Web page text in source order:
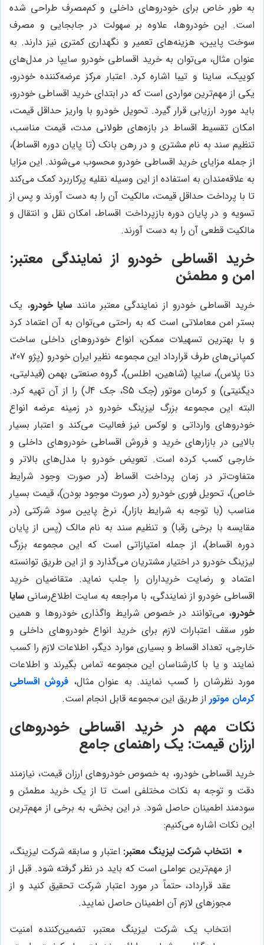
به طور خاص برای خودروهای داخلی و کم‌مصرف طراحی شده
است. این خودروها، علاوه بر سهولت در جابجایی و مصرف
سوخت پایین، هزینه‌های تعمیر و نگهداری کمتری نیز دارند. به
عنوان مثال، می‌توان به خرید اقساطی خودرو سایپا در مدل‌های
کوییک، ساینا و تیبا اشاره کرد. اعتبار مرکز عرضه‌کننده خودرو،
یکی از مهم‌ترین مواردی است که در ابتدای خرید اقساطی خودرو،
باید مورد ارزیابی قرار گیرد. تحویل خودرو با واریز حداقل قیمت،
امکان تقسیط اقساط در بازه‌های طولانی مدت، قیمت مناسب،
تنظیم سند به نام مشتری و در رهن بانک (تا پایان دوره اقساط)،
از جمله مزایای خرید اقساطی خودرو محسوب می‌شوند. این مزایا
به علاقه‌مندان به استفاده از این وسیله نقلیه پرکاربرد کمک می‌کند
تا با پرداخت حداقل قیمت، مالکیت آن را به دست آورند و پس از
تسویه و در پایان دوره بازپرداخت اقساط، امکان نقل و انتقال و
مالکیت قطعی آن را به دست آورند.
خرید اقساطی خودرو از نمایندگی معتبر:
امن و مطمئن
خرید اقساطی خودرو از نمایندگی معتبر مانند سایا خودرو، یک
بستر امن معاملاتی است که به راحتی می‌توان به آن اعتماد کرد
و با بهترین تسهیلات ممکن، انواع خودروهای داخلی ساخت
کمپانی‌های طرف قرارداد این مجموعه نظیر ایران خودرو (پژو 207،
دنا پلاس)، سایپا (شاهین، اطلس)، گروه صنعتی بهمن (فیدلیتی،
دیگنیتی) و کرمان موتور (جک S5، جک J4) را از آن تهیه کرد.
البته این مجموعه بزرگ لیزینگ خودرو در زمینه عرضه انواع
خودروهای وارداتی و لوکس نیز فعالیت می‌کند و اعتبار بسیار
بالایی در بازارهای خرید و فروش اقساطی خودروهای داخلی و
خارجی کسب کرده است. تعویض خودرو با مدل‌های بالاتر و
متفاوت‌تر در زمان پرداخت اقساط (در صورت وجود شرایط
خاص)، تحویل فوری خودرو (در صورت موجود بودن)، قیمت بسیار
مناسب (با توجه به شرایط بازار)، نرخ پایین سود شرکتی (در
مقایسه با برخی رقبا) و تنظیم سند به نام مالک (پس از پایان
دوره اقساط)، از جمله امتیازاتی است که این مجموعه بزرگ
لیزینگ خودرو در اختیار مشتریان می‌گذارد و از این طریق توانسته
اعتماد و رضایت خریداران را جلب نماید. متقاضیان خرید
اقساطی خودرو از نمایندگی، با مراجعه به سایت اطلاع‌رسانی سایا
خودرو، می‌توانند در خصوص شرایط واگذاری خودروها و همین
طور سقف اعتبارات لازم برای خرید انواع خودروهای داخلی و
خارجی، تعداد اقساط و بسیاری موارد دیگر، اطلاعات لازم را کسب
نمایند و یا با کارشناسان این مجموعه تماس بگیرند و اطلاعات
مورد نظرشان را کسب نمایند. به عنوان مثال، فروش اقساطی
کرمان موتور از طریق این مجموعه قابل انجام است.
نکات مهم در خرید اقساطی خودروهای
ارزان قیمت: یک راهنمای جامع
خرید اقساطی خودرو، به خصوص خودروهای ارزان قیمت، نیازمند
دقت و توجه به نکات مختلفی است تا از یک خرید مطمئن و
سودمند اطمینان حاصل شود. در این بخش، به برخی از مهم‌ترین
این نکات اشاره می‌کنیم:
انتخاب شرکت لیزینگ معتبر: اعتبار و سابقه شرکت لیزینگ،
از مهم‌ترین عواملی است که باید در نظر گرفته شود. قبل از
عقد قرارداد، حتماً در مورد اعتبار شرکت تحقیق کنید و از
مجوزهای لازم آن اطمینان حاصل نمایید.
انتخاب یک شرکت لیزینگ معتبر، تضمین‌کننده امنیت